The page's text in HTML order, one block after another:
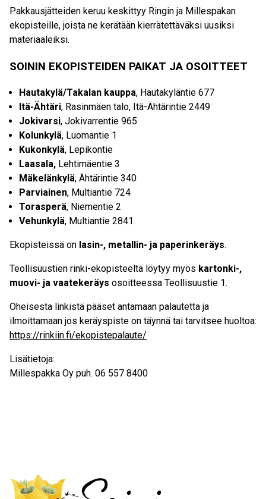
Pakkausjätteiden keruu keskittyy Ringin ja Millespakan
ekopisteille, joista ne kerätään kierrätettäväksi uusiksi
materiaaleiksi.
SOININ EKOPISTEIDEN PAIKAT JA OSOITTEET
Hautakylä/Takalan kauppa, Hautakyläntie 677
Itä-Ähtäri, Rasinmäen talo, Itä-Ähtärintie 2449
Jokivarsi, Jokivarrentie 965
Kolunkylä, Luomantie 1
Kukonkylä, Lepikontie
Laasala, Lehtimäentie 3
Mäkelänkylä, Ähtärintie 340
Parviainen, Multiantie 724
Torasperä, Niementie 2
Vehunkylä, Multiantie 2841
Ekopisteissä on lasin-, metallin- ja paperinkeräys.
Teollisuustien rinki-ekopisteeltä löytyy myös kartonki-,
muovi- ja vaatekeräys osoitteessa Teollisuustie 1.
Oheisesta linkistä pääset antamaan palautetta ja
ilmoittamaan jos keräyspiste on täynnä tai tarvitsee huoltoa:
https://rinkiin.fi/ekopistepalaute/
Lisätietoja:
Millespakka Oy puh. 06 557 8400